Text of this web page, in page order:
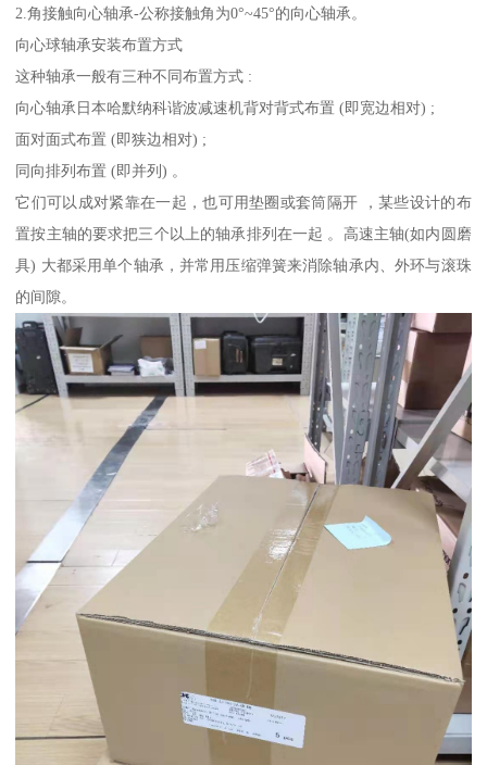
2.角接触向心轴承-公称接触角为0°~45°的向心轴承。
向心球轴承安装布置方式
这种轴承一般有三种不同布置方式 :
向心轴承日本哈默纳科谐波减速机背对背式布置 (即宽边相对) ;
面对面式布置 (即狭边相对) ;
同向排列布置 (即并列) 。
它们可以成对紧靠在一起，也可用垫圈或套筒隔开 ，某些设计的布
置按主轴的要求把三个以上的轴承排列在一起 。高速主轴(如内圆磨
具) 大都采用单个轴承，并常用压缩弹簧来消除轴承内、外环与滚珠
的间隙。